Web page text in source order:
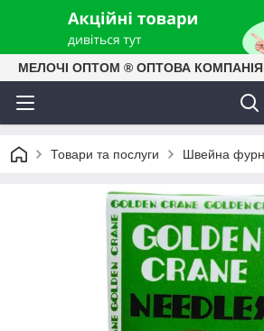
МЕЛОЧІ ОПТОМ ® ОПТОВА КОМПАНІЯ
Товари та послуги Швейна